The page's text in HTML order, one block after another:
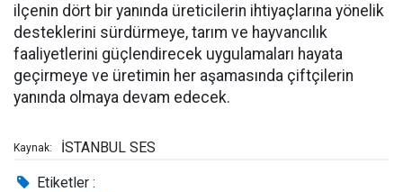
ilçenin dört bir yanında üreticilerin ihtiyaçlarına yönelik
desteklerini sürdürmeye, tarım ve hayvancılık
faaliyetlerini güçlendirecek uygulamaları hayata
geçirmeye ve üretimin her aşamasında çiftçilerin
yanında olmaya devam edecek.
Kaynak: İSTANBUL SES
Etiketler :